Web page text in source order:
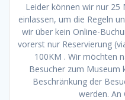
Leider können wir nur 25
einlassen, um die Regeln
wir über kein Online-
vorerst nur Reservierung
100KM . Wir möchten
Besucher zum Museum
Beschränkung der
werden.